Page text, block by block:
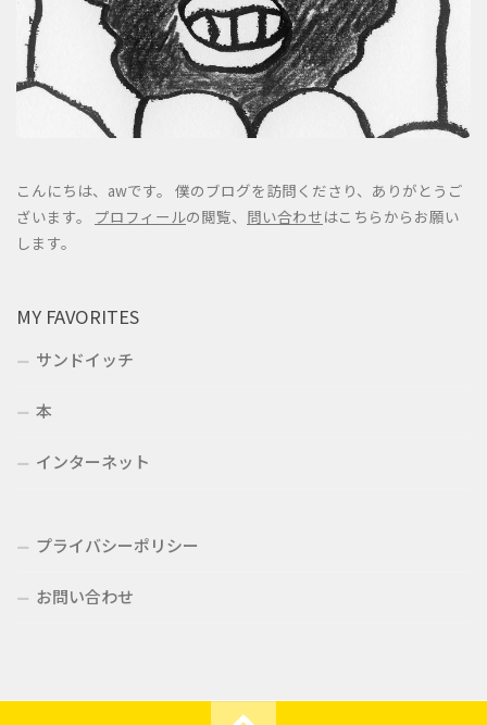
こんにちは、awです。 僕のブログを訪問くださり、ありがとうご
ざいます。 プロフィールの閲覧、 問い合わせはこちらからお願い
します。
MY FAVORITES
サンドイッチ
本
インターネット
プライバシーポリシー
お問い合わせ